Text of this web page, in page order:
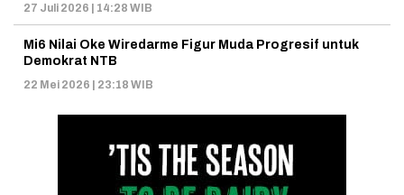
27 Juli 2026 | 14:28 WIB
Mi6 Nilai Oke Wiredarme Figur Muda Progresif untuk
Demokrat NTB
22 Mei 2026 | 23:18 WIB